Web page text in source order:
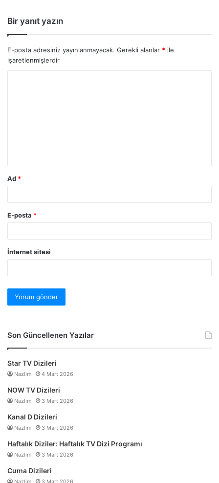
Bir yanıt yazın
E-posta adresiniz yayınlanmayacak. Gerekli alanlar * ile
işaretlenmişlerdir
Ad *
E-posta *
İnternet sitesi
Son Güncellenen Yazılar
Star TV Dizileri
Nazlim 4 Mart 2026
NOW TV Dizileri
Nazlim 3 Mart 2026
Kanal D Dizileri
Nazlim 3 Mart 2026
Haftalık Diziler: Haftalık TV Dizi Programı
Nazlim 3 Mart 2026
Cuma Dizileri
Nazlim 3 Mart 2026